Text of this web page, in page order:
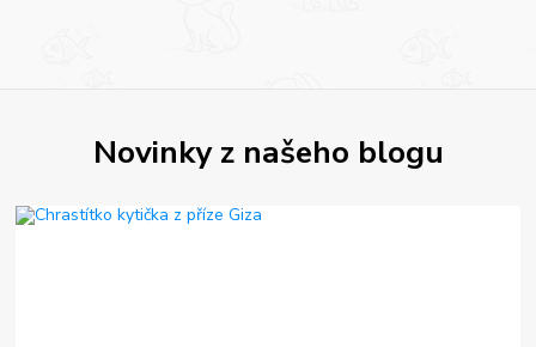
Novinky z našeho blogu